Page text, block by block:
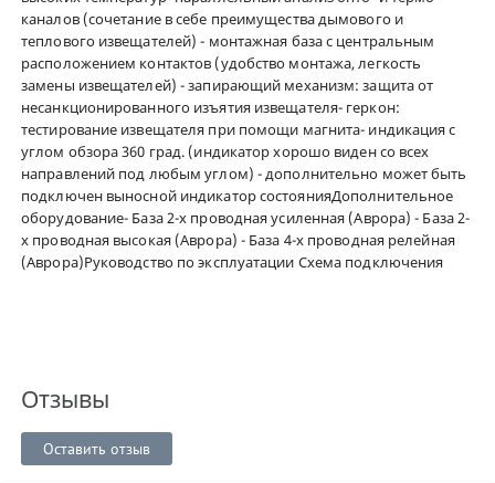
каналов (сочетание в себе преимущества дымового и
теплового извещателей) - монтажная база с центральным
расположением контактов (удобство монтажа, легкость
замены извещателей) - запирающий механизм: защита от
несанкционированного изъятия извещателя- геркон:
тестирование извещателя при помощи магнита- индикация с
углом обзора 360 град. (индикатор хорошо виден со всех
направлений под любым углом) - дополнительно может быть
подключен выносной индикатор состоянияДополнительное
оборудование- База 2-х проводная усиленная (Аврора) - База 2-
х проводная высокая (Аврора) - База 4-х проводная релейная
(Аврора)Руководство по эксплуатации Схема подключения
Отзывы
Оставить отзыв